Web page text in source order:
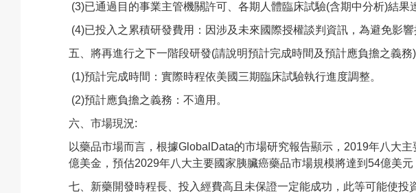
(3)已通過目的事業主管機關許可、各期人體臨床試驗(含期中分析)結
(4)已投入之累積研發費用：因涉及未來國際授權談判資訊，為避免影
五、將再進行之下一階段研發(請說明預計完成時間及預計應負擔之義務
(1)預計完成時間：實際時程依美國三期臨床試驗執行進度調整。
(2)預計應負擔之義務：不適用。
六、市場現況:
以藥品市場而言，根據GlobalData的市場研究報告顯示，2019年八大
億美金，預估2029年八大主要國家胰臟癌藥品市場規模將達到54億美元
七、新藥開發時程長、投入經費高且未保證一定能成功，此等可能使投